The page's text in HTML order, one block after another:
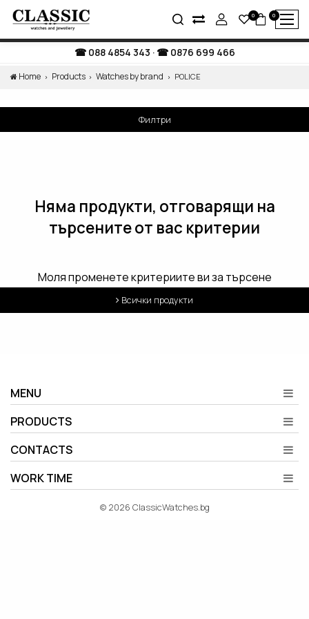
0 0
088 4854 343 · 0876 699 466
Home Products Watches by brand POLICE
Филтри
Няма продукти, отговарящи на
търсените от вас критерии
Моля променете критериите ви за търсене
Всички продукти
MENU
PRODUCTS
CONTACTS
WORK TIME
© 2026 ClassicWatches.bg